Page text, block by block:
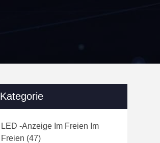
Kategorie
LED -Anzeige Im Freien Im
Freien (47)